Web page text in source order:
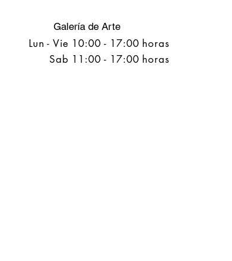
Galería de Arte
Lun - Vie 10:00 - 17:00 horas
Sab 11:00 - 17:00 horas